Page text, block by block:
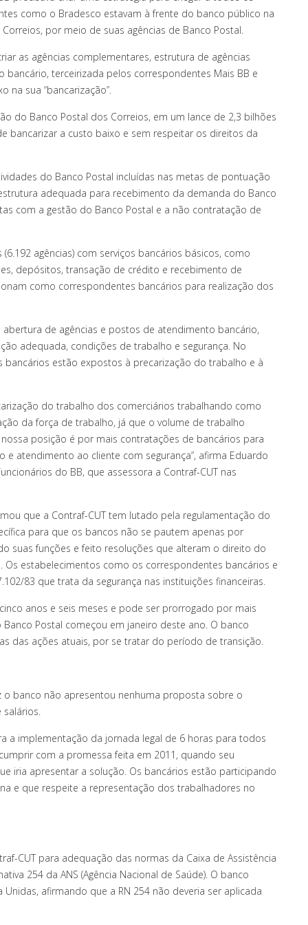
como o Bradesco estavam à frente do banco público na
por meio de suas agências de Banco Postal.
as agências complementares, estrutura de agências
terceirizada pelos correspondentes Mais BB e
na sua “bancarização”.
do Banco Postal dos Correios, em um lance de 2,3 bilhões
bancarizar a custo baixo e sem respeitar os direitos da
do Banco Postal incluídas nas metas de pontuação
adequada para recebimento da demanda do Banco
com a gestão do Banco Postal e a não contratação de
agências) com serviços bancários básicos, como
depósitos, transação de crédito e recebimento de
como correspondentes bancários para realização dos
de agências e postos de atendimento bancário,
adequada, condições de trabalho e segurança. No
estão expostos à precarização do trabalho e à
do trabalho dos comerciários trabalhando como
da força de trabalho, já que o volume de trabalho
posição é por mais contratações de bancários para
atendimento ao cliente com segurança”, afirma Eduardo
do BB, que assessora a Contraf-CUT nas
que a Contraf-CUT tem lutado pela regulamentação do
para que os bancos não se pautem apenas por
suas funções e feito resoluções que alteram o direito do
estabelecimentos como os correspondentes bancários e
83 que trata da segurança nas instituições financeiras.
anos e seis meses e pode ser prorrogado por mais
Postal começou em janeiro deste ano. O banco
das ações atuais, por se tratar do período de transição.
banco não apresentou nenhuma proposta sobre o
a implementação da jornada legal de 6 horas para todos
com a promessa feita em 2011, quando seu
iria apresentar a solução. Os bancários estão participando
e que respeite a representação dos trabalhadores no
CUT para adequação das normas da Caixa de Assistência
254 da ANS (Agência Nacional de Saúde). O banco
afirmando que a RN 254 não deveria ser aplicada